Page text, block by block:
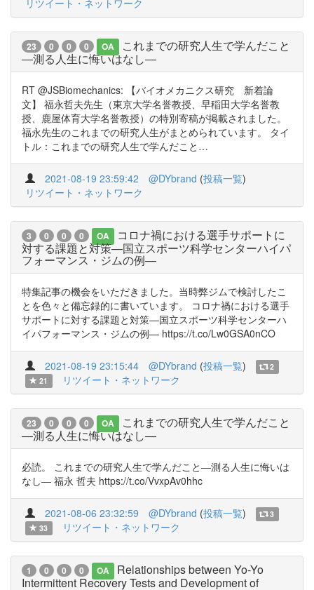
リツイート・ネットワーク
23 0 0 0 OA
これまでの研究人生で学んだこと
―測る人生に悔いはなし―
RT @JSBiomechanics: 【バイオメカニクス研究 新着論
文】 福永哲夫先生（東京大学名誉教授、早稲田大学名誉教
授、鹿屋体育大学名誉教授）の特別寄稿が掲載されました。
福永先生のこれまでの研究人生がまとめられています。 タイ
トル：これまでの研究人生で学んだこと…
2021-08-19 23:59:42 @DYbrand (投稿一覧)
リツイート・ネットワーク
3 0 0 0 OA
コロナ禍における選手サポートに
対する課題と対策—国立スポーツ科学センターハイパ
フォーマンス・ジムの例—
特集記事の機会をいただきました。当時弊ジムで検討したこ
とを色々と備忘録的に書いています。 コロナ禍における選手
サポートに対する課題と対策—国立スポーツ科学センターハ
イパフォーマンス・ジムの例— https://t.co/Lw0GSA0nCO
2021-08-19 23:15:44 @DYbrand (投稿一覧)
2
21
リツイート・ネットワーク
23 0 0 0 OA
これまでの研究人生で学んだこと
―測る人生に悔いはなし―
必読。 これまでの研究人生で学んだこと―測る人生に悔いは
なし― 福永 哲夫 https://t.co/VvxpAv0hhc
2021-08-06 23:32:59 @DYbrand (投稿一覧)
3
33
リツイート・ネットワーク
1 0 0 0 OA
Relationships between Yo-Yo
Intermittent Recovery Tests and Development of